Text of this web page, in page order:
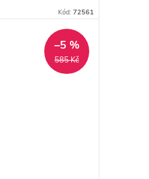
Kód: 72561
585 Kč
–5 %